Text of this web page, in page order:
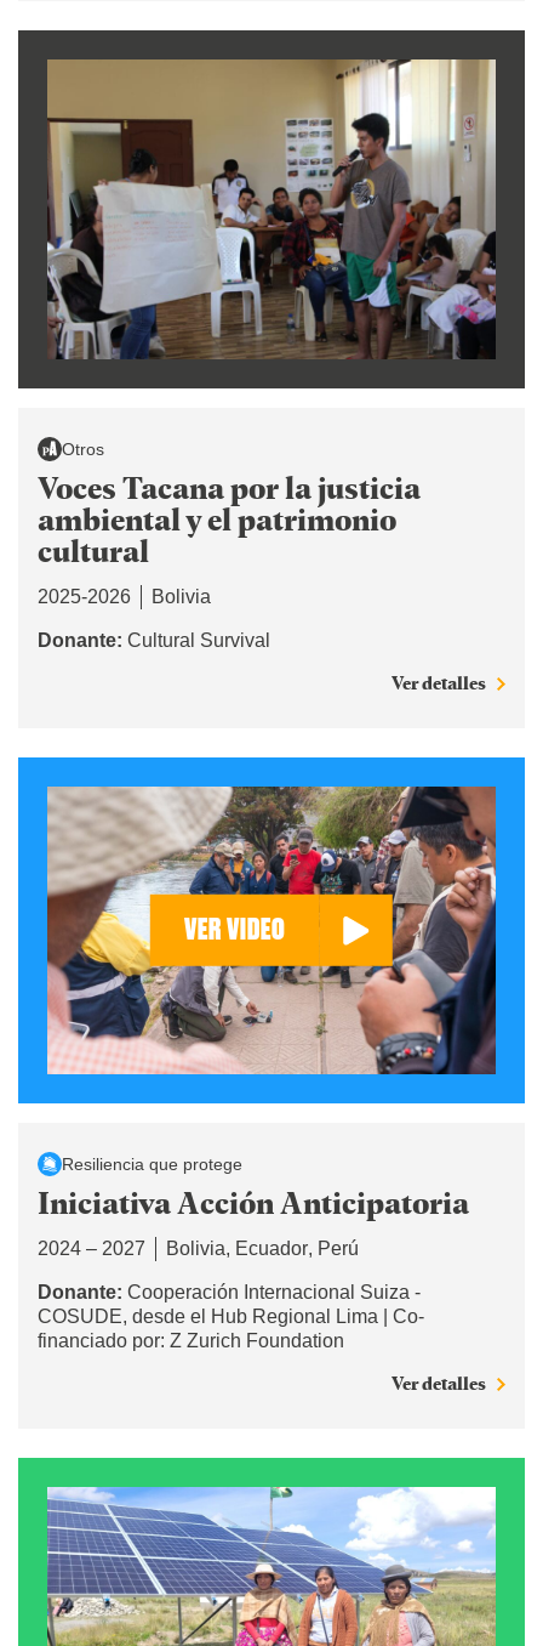
Otros
Voces Tacana por la justicia
ambiental y el patrimonio
cultural
2025-2026 Bolivia
Donante: Cultural Survival
Ver detalles
VER VIDEO
Resiliencia que protege
Iniciativa Acción Anticipatoria
2024 – 2027 Bolivia Ecuador Perú
Donante: Cooperación Internacional Suiza -
COSUDE, desde el Hub Regional Lima | Co-
financiado por: Z Zurich Foundation
Ver detalles